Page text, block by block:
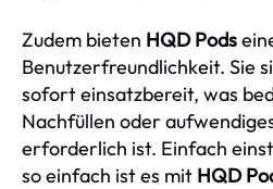
Zudem bieten HQD Pods
Benutzerfreundlichkeit. Sie
sofort einsatzbereit, was
Nachfüllen oder
erforderlich ist. Einfach
so einfach ist es mit HQD